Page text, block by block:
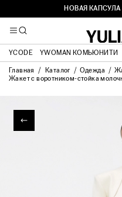
НОВАЯ КАПСУЛА
YCODE YWOMAN КОМЬЮНИТИ
Главная Каталог Одежда
Жакет с воротником-стойка